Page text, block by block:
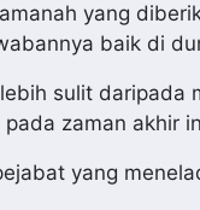
yang
baik di
sulit daripada
zaman akhir
yang